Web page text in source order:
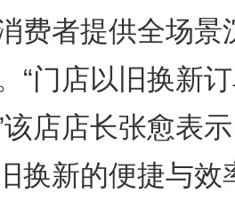
费者提供全场景
“门店以旧换新
该店店长张愈表
换新的便捷与效